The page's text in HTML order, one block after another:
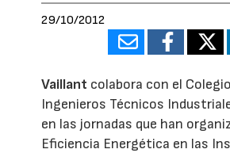
29/10/2012
Vaillant colabora con el
Ingenieros Técnicos
en las jornadas que han
Eficiencia Energética en las